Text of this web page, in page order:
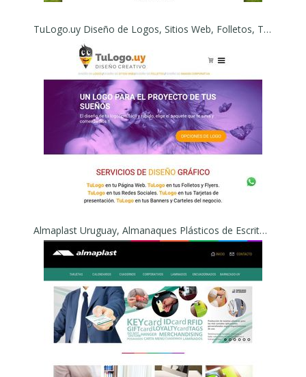
TuLogo.uy Diseño de Logos, Sitios Web, Folletos, Tarjetas, Redes Sociales. Diseño Creativo
Almaplast Uruguay, Almanaques Plásticos de Escritorio, Calendarios, Tarjetas Plásticas, Cuadernos, Laminados, Encuadernados, Barniz UV, Regalos Empresariales y Promocionales. Plastic Card - ALMAPLAST